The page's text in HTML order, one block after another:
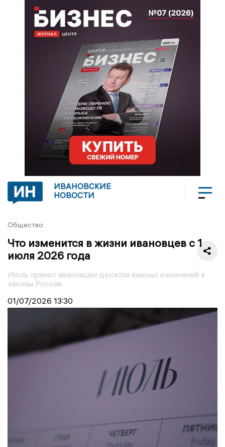
ИВАНОВСКИЕ
НОВОСТИ
Общество
Что изменится в жизни ивановцев с 1
июля 2026 года
Июль принес ивановцам десятки важных изменений в
законы России
01/07/2026 13:30